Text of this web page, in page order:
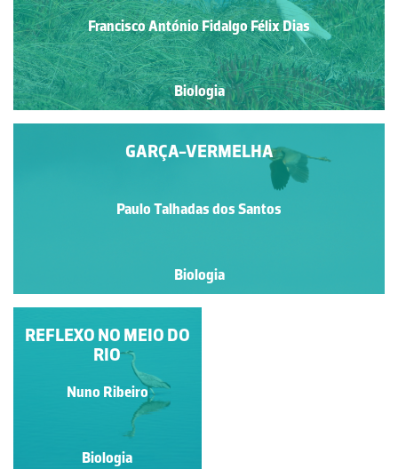
Francisco António Fidalgo Félix Dias
Biologia
GARÇA-VERMELHA
Paulo Talhadas dos Santos
Biologia
ASPETO DE GARÇA
REAL
Manuela Lopes
Biologia
REFLEXO NO MEIO DO
RIO
Nuno Ribeiro
Biologia